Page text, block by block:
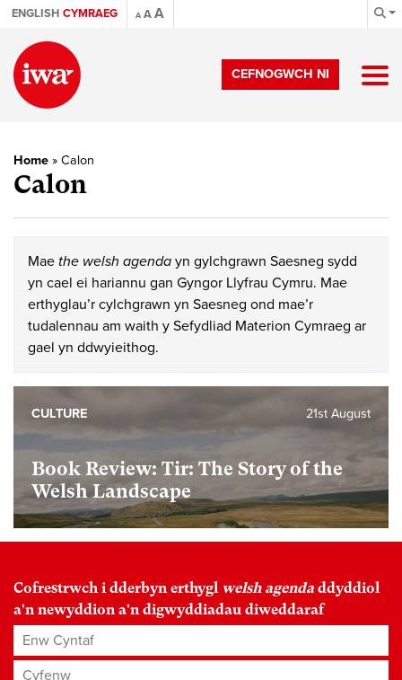
ENGLISH CYMRAEG A AA
CEFNOGWCH NI
Home » Calon
Calon
Mae the welsh agenda yn gylchgrawn Saesneg sydd
yn cael ei hariannu gan Gyngor Llyfrau Cymru. Mae
erthyglau’r cylchgrawn yn Saesneg ond mae’r
tudalennau am waith y Sefydliad Materion Cymraeg ar
gael yn ddwyieithog.
Book Review: Tir: The Story of the
Welsh Landscape
21st August
CULTURE
Cofrestrwch i dderbyn erthygl welsh agenda ddyddiol
a'n newyddion a'n digwyddiadau diweddaraf
Enw Cyntaf
Cyfenw